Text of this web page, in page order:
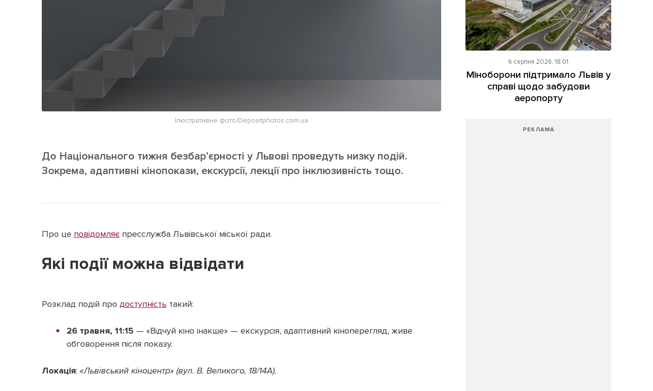
Ілюстративне фото/Depositphotos.com.ua
До Національного тижня безбар’єрності у Львові проведуть низку подій.
Зокрема, адаптивні кінопокази, екскурсії, лекції про інклюзивність тощо.
Про це повідомляє пресслужба Львівської міської ради.
Які події можна відвідати
Розклад подій про доступність такий:
26 травня, 11:15 — «Відчуй кіно інакше» — екскурсія, адаптивний кіноперегляд, живе
обговорення після показу.
Локація: «Львівський кіноцентр» (вул. В. Великого, 18/14А).
6 серпня 2026, 18:01
Міноборони підтримало Львів у
справі щодо забудови
аеропорту
РЕКЛАМА